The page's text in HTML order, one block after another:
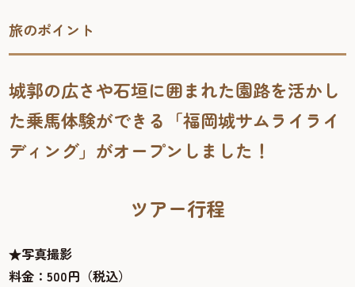
旅のポイント
城郭の広さや石垣に囲まれた園路を活かし
た乗馬体験ができる「福岡城サムライライ
ディング」がオープンしました！
ツアー行程
★写真撮影
料金：500円（税込）